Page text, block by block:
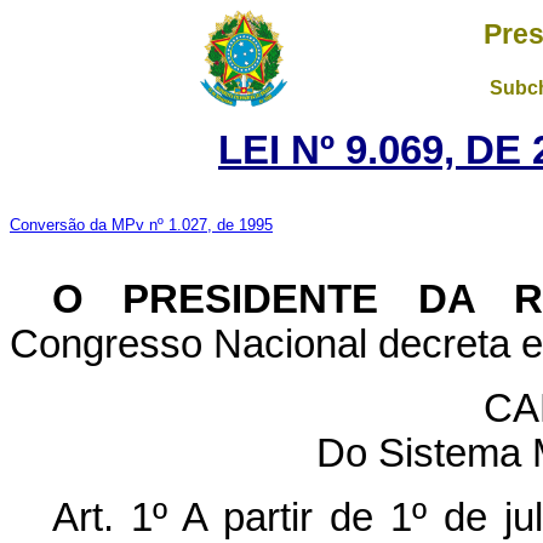
LEI Nº 9.069, DE
Conversão da MPv nº 1.027, de 1995
O PRESIDENTE DA
Congresso Nacional decreta
Do Sistema
Art. 1º A partir de 1º de